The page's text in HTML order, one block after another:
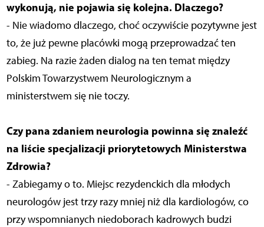
wykonują, nie pojawia się kolejna. Dlaczego?
- Nie wiadomo dlaczego, choć oczywiście pozytywne jest
to, że już pewne placówki mogą przeprowadzać ten
zabieg. Na razie żaden dialog na ten temat między
Polskim Towarzystwem Neurologicznym a
ministerstwem się nie toczy.
Czy pana zdaniem neurologia powinna się znaleźć
na liście specjalizacji priorytetowych Ministerstwa
Zdrowia?
- Zabiegamy o to. Miejsc rezydenckich dla młodych
neurologów jest trzy razy mniej niż dla kardiologów, co
przy wspomnianych niedoborach kadrowych budzi